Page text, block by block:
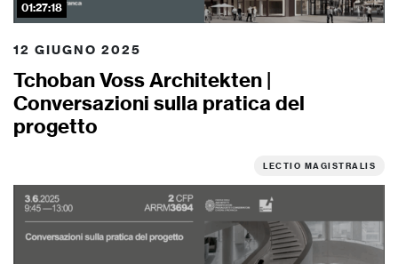
01:27:18
12 GIUGNO 2025
Tchoban Voss Architekten |
Conversazioni sulla pratica del
progetto
LECTIO MAGISTRALIS